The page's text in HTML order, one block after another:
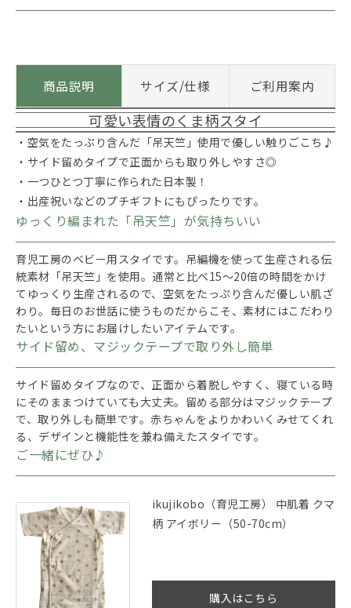
商品説明 サイズ/仕様 ご利用案内
可愛い表情のくま柄スタイ
・空気をたっぷり含んだ「吊天竺」使用で優しい触りごこち♪
・サイド留めタイプで正面からも取り外しやすさ◎
・一つひとつ丁寧に作られた日本製！
・出産祝いなどのプチギフトにもぴったりです。
ゆっくり編まれた「吊天竺」が気持ちいい
育児工房のベビー用スタイです。吊編機を使って生産される伝
統素材「吊天竺」を使用。通常と比べ15～20倍の時間をかけ
てゆっくり生産されるので、空気をたっぷり含んだ優しい肌ざ
わり。毎日のお世話に使うものだからこそ、素材にはこだわり
たいという方にお届けしたいアイテムです。
サイド留め、マジックテープで取り外し簡単
サイド留めタイプなので、正面から着脱しやすく、寝ている時
にそのままつけていても大丈夫。留める部分はマジックテープ
で、取り外しも簡単です。赤ちゃんをよりかわいくみせてくれ
る、デザインと機能性を兼ね備えたスタイです。
ご一緒にぜひ♪
ikujikobo（育児工房） 中肌着 クマ
柄 アイボリー（50-70cm）
購入はこちら